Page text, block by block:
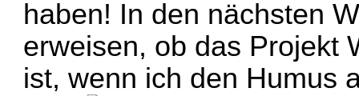
haben! In den nächsten
erweisen, ob das Projekt
ist, wenn ich den Humus